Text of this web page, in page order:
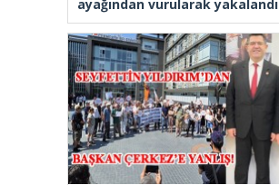
ayağından vurularak yakalandı